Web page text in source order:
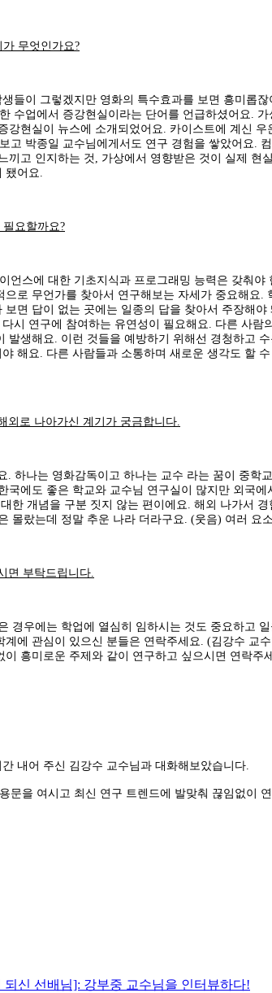
무엇인가요?
들이 그렇겠지만 영화의 특수효과를 보면 흥미롭
수업에서 증강현실이라는 단어를 언급하셨어요.
강현실이 뉴스에 소개되었어요. 카이스트에 계신
고 박종일 교수님에게서도 연구 경험을 쌓았어요.
끼고 인지하는 것, 가상에서 영향받은 것이 실제
됐어요.
요할까요?
언스에 대한 기초지식과 프로그래밍 능력은 갖춰
으로 무언가를 찾아서 연구해보는 자세가 중요해
면 답이 없는 곳에는 일종의 답을 찾아서 주장해
시 연구에 참여하는 유연성이 필요해요. 다른 사
발생해요. 이런 것들을 예방하기 위해선 경청하고
해요. 다른 사람들과 소통하며 새로운 생각도 할
외로 나아가신 계기가 궁금합니다.
. 하나는 영화감독이고 하나는 교수 라는 꿈이 중
국에도 좋은 학교와 교수님 연구실이 많지만 외국
한 개념을 구분 짓지 않는 편이에요. 해외 나가서
몰랐는데 정말 추운 나라 더라구요. (웃음) 여러
면 부탁드립니다.
경우에는 학업에 열심히 임하시는 것도 중요하고
에 관심이 있으신 분들은 연락주세 요. (김강수 교수
흥미로운 주제와 같이 연구하고 싶으시면 연락
내어 주신 김강수 교수님과 대화해보았습니다.
문을 여시고 최신 연구 트렌드에 발맞춰 끊임없이
되신 선배님]: 강부중 교수님을 인터뷰하다!